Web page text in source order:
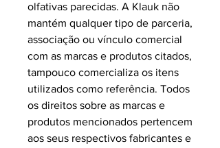
olfativas parecidas. A Klauk não
mantém qualquer tipo de parceria,
associação ou vínculo comercial
com as marcas e produtos citados,
tampouco comercializa os itens
utilizados como referência. Todos
os direitos sobre as marcas e
produtos mencionados pertencem
aos seus respectivos fabricantes e